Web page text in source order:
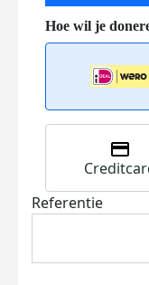
Referentie